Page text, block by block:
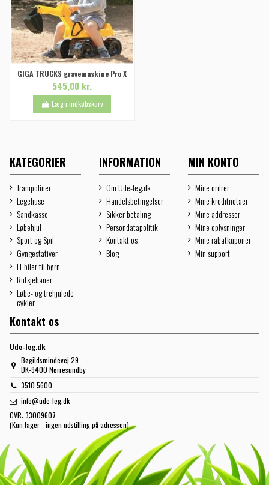
GIGA TRUCKS gravemaskine Pro X
545,00 kr.
Læg i indkøbskurv
KATEGORIER
Trampoliner
Legehuse
Sandkasse
Løbehjul
Sport og Spil
Gyngestativer
El-biler til børn
Rutsjebaner
Løbe- og trehjulede
cykler
INFORMATION
Om Ude-leg.dk
Handelsbetingelser
Sikker betaling
Persondatapolitik
Kontakt os
Blog
MIN KONTO
Mine ordrer
Mine kreditnotaer
Mine addresser
Mine oplysninger
Mine rabatkuponer
Min support
Kontakt os
Ude-leg.dk
Bøgildsmindevej 29
DK-9400 Nørresundby
3510 5600
info@ude-leg.dk
CVR: 33009607
(Kun lager - ingen udstilling på adressen)